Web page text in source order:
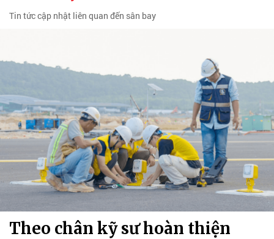
Tin tức cập nhật liên quan đến sân bay
Theo chân kỹ sư hoàn thiện